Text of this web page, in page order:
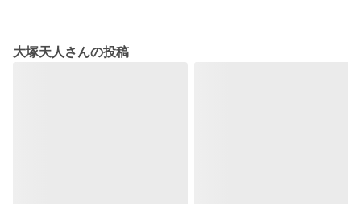
大塚天人さんの投稿